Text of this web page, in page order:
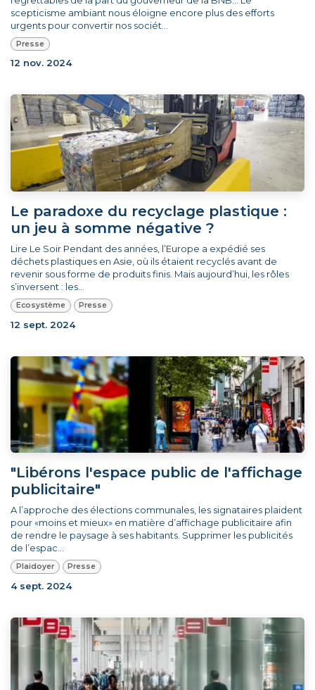
scepticisme ambiant nous éloigne encore plus des efforts
urgents pour convertir nos sociét...
Presse
12 nov. 2024
Le paradoxe du recyclage plastique :
un jeu à somme négative ?
Lire Le Soir Pendant des années, l’Europe a expédié ses
déchets plastiques en Asie, où ils étaient recyclés avant de
revenir sous forme de produits finis. Mais aujourd’hui, les rôles
s’inversent : les...
Ecosystème Presse
12 sept. 2024
"Libérons l'espace public de l'affichage
publicitaire"
A l’approche des élections communales, les signataires plaident
pour «moins et mieux» en matière d’affichage publicitaire afin
de rendre le paysage à ses habitants. Supprimer les publicités
de l’espac...
Plaidoyer Presse
4 sept. 2024